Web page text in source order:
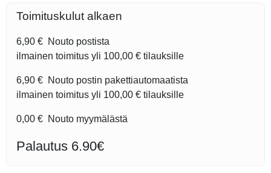
Toimituskulut alkaen
6,90 € Nouto postista
ilmainen toimitus yli 100,00 € tilauksille
6,90 € Nouto postin pakettiautomaatista
ilmainen toimitus yli 100,00 € tilauksille
0,00 € Nouto myymälästä
Palautus 6.90€